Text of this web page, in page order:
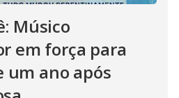
Músico
em força para
um ano após